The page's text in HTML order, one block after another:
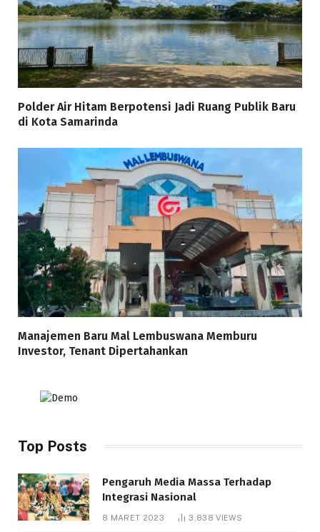
Polder Air Hitam Berpotensi Jadi Ruang Publik Baru
di Kota Samarinda
Manajemen Baru Mal Lembuswana Memburu
Investor, Tenant Dipertahankan
Top Posts
Pengaruh Media Massa Terhadap
Integrasi Nasional
8 MARET 2023 3,838VIEWS